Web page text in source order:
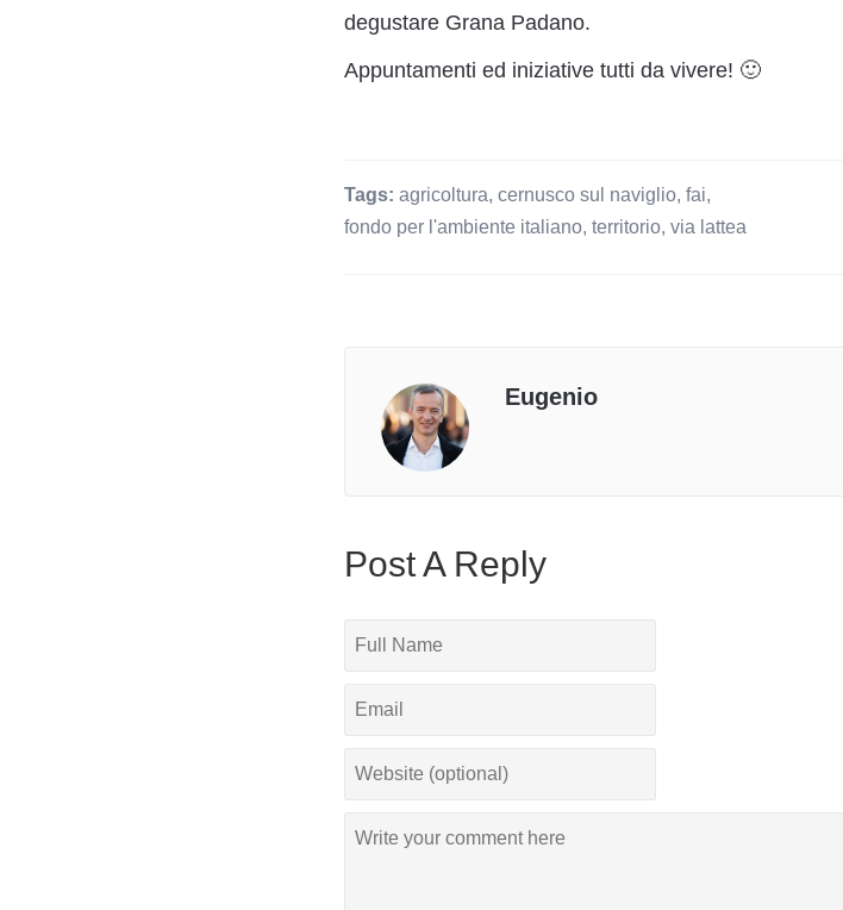
degustare Grana Padano.
Appuntamenti ed iniziative tutti da vivere! 🙂
Tags: agricoltura, cernusco sul naviglio, fai,
fondo per l'ambiente italiano, territorio, via lattea
Eugenio
Post A Reply